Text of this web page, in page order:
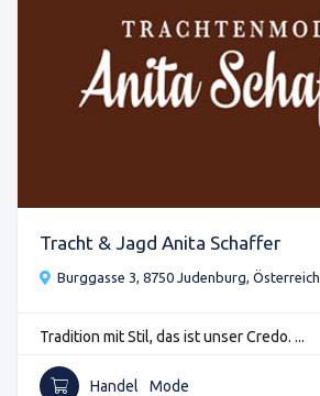
Tracht & Jagd Anita Schaffer
Burggasse 3, 8750 Judenburg, Österreich
Tradition mit Stil, das ist unser Credo. ...
Handel Mode